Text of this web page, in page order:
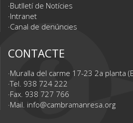
Butlletí de Notícies
Intranet
Canal de denúncies
CONTACTE
Muralla del carme 17-23 2a planta
Tel. 938 724 222
Fax. 938 727 766
Mail. info@cambramanresa.org